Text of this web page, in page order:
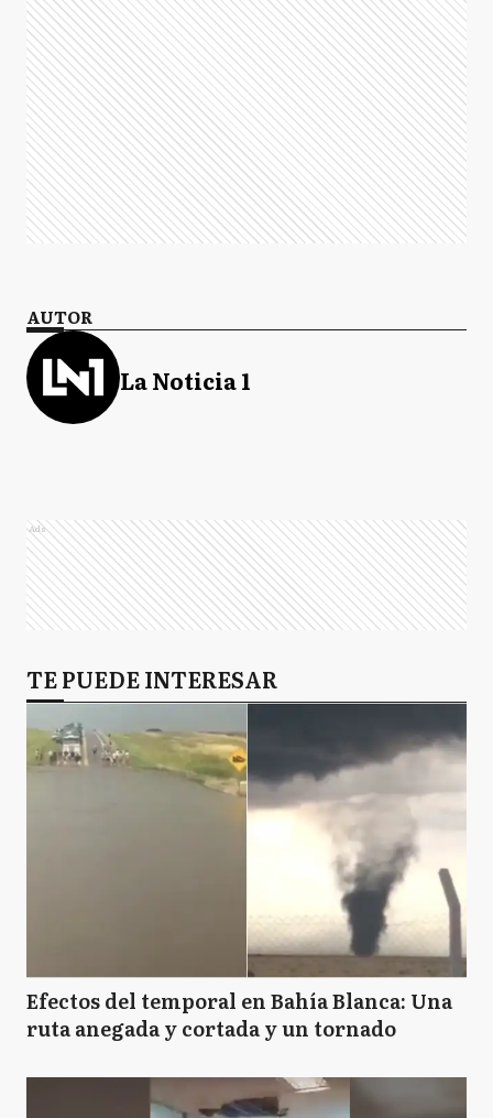
AUTOR
La Noticia 1
Ads
TE PUEDE INTERESAR
Efectos del temporal en Bahía Blanca: Una
ruta anegada y cortada y un tornado